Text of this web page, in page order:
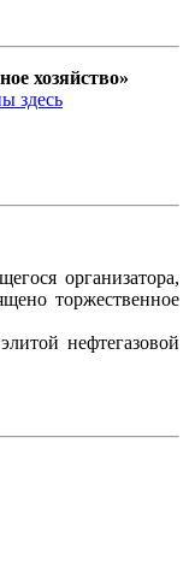
хозяйство»
здесь
организатора,
торжественное
нефтегазовой